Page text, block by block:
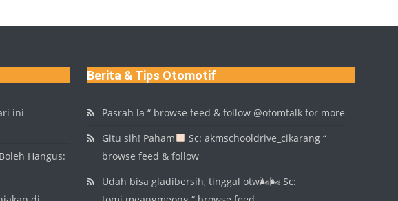
ini
Hangus:
Berita & Tips Otomotif
Pasrah la “ browse feed & follow @otomtalk for more
Gitu sih! Paham
Sc: akmschooldrive_cikarang “
browse feed & follow
Udah bisa gladibersih, tinggal otw🌬🌬 Sc: